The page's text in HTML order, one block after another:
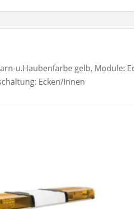
u.Haubenfarbe gelb, Module:
Ecken/Innen